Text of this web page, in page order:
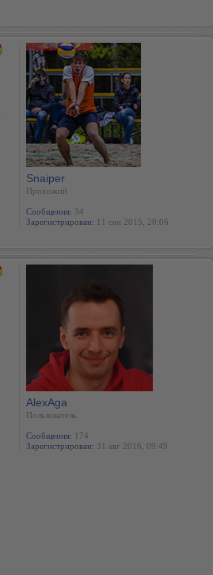
Snaiper
Прохожий
Сообщения: 34
Зарегистрирован: 11 сен 2015, 20:06
AlexAga
Пользователь
Сообщения: 174
Зарегистрирован: 31 авг 2016, 09:49